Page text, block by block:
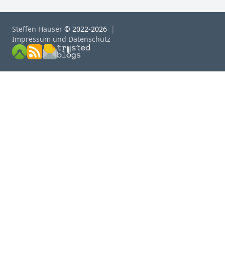
Steffen Hauser © 2022-2026
Impressum und Datenschutz